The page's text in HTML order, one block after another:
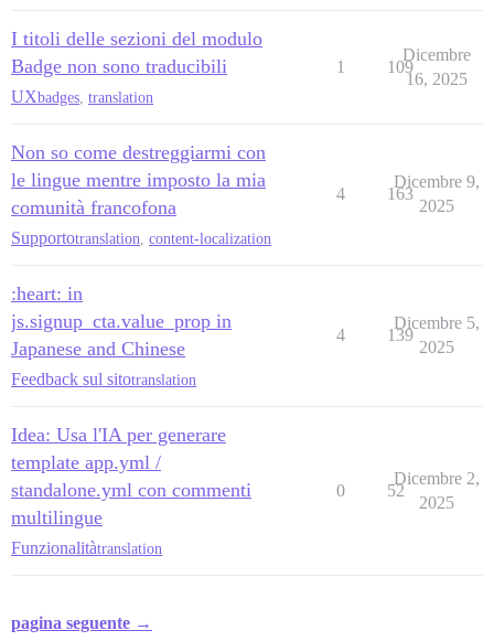
I titoli delle sezioni del modulo
Badge non sono traducibili
UXbadges translation
1 109
Dicembre
16, 2025
Non so come destreggiarmi con
le lingue mentre imposto la mia
comunità francofona
Supportotranslation content-localization
4 163
Dicembre 9,
2025
:heart: in
js.signup_cta.value_prop in
Japanese and Chinese
Feedback sul sitotranslation
4 139
Dicembre 5,
2025
Idea: Usa l'IA per generare
template app.yml /
standalone.yml con commenti
multilingue
Funzionalitàtranslation
0 52
Dicembre 2,
2025
pagina seguente →